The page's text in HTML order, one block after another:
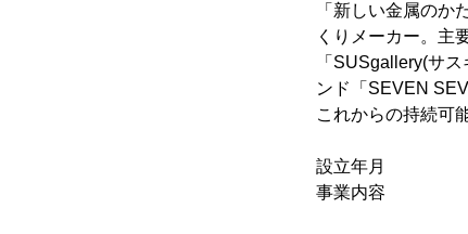
「新しい金属のか
くりメーカー。主
「SUSgallery(サ
ンド「SEVEN
これからの持続可
設立年月 ：
事業内容 ： (1)
(2)チタン